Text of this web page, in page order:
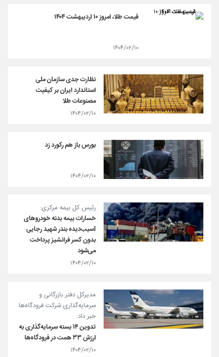
قیمت طلا، امروز ۱۰ اردیبهشت ۱۴۰۴
۱۴۰۴/۰۲/۱۰
نظارت جدی سازمان ملی
استاندارد ایران بر کیفیت
مصنوعات طلا
۱۴۰۴/۰۲/۱۰
بورس باز هم رکورد زد
۱۴۰۴/۰۲/۱۰
رئیس کل بیمه مرکزی:
خسارات بیمه بدنه خودروهای
آسیب‌دیده بندر شهید رجایی
بدون کسر فرانشیز پرداخت
می‌شود
۱۴۰۴/۰۲/۱۰
مدیرکل دفتر بازرگانی و
سرمایه‌گذاری شرکت فرودگاه‌ها
خبر داد:
تدوین ۱۴ بسته سرمایه‌گذاری به
ارزش ۳۳ همت در فرودگاه‌ها
۱۴۰۴/۰۲/۱۰